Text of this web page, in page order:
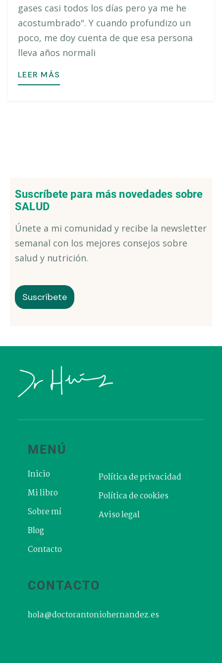
gases casi todos los días pero ya me he
acostumbrado". Y cuando profundizo un
poco, me doy cuenta de que esa persona
lleva años normali
LEER MÁS
Suscríbete para más novedades sobre
SALUD
Únete a mi comunidad y recibe la newsletter
semanal con los mejores consejos sobre
salud y nutrición.
Suscríbete
MENÚ
Inicio
Mi libro
Sobre mí
Blog
Contacto
Política de privacidad
Política de cookies
Aviso legal
CONTACTO
hola@doctorantoniohernandez.es